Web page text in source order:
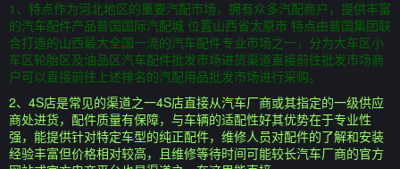
1、特点作为河北地区的重要汽配市场，拥有众多汽配商户，提供丰富
的汽车配件产品普国国际汽配城 位置山西省太原市 特点由普国集团联
合打造的山西最大全国一流的汽车配件专业市场之一，分为大车区小
车区轮胎区及油品区汽车配件批发市场进货渠道直接前往批发市场商
户可以直接前往上述排名的汽配用品批发市场进行采购。
2、4S店是常见的渠道之一4S店直接从汽车厂商或其指定的一级供应
商处进货，配件质量有保障，与车辆的适配性好其优势在于专业性
强，能提供针对特定车型的纯正配件，维修人员对配件的了解和安装
经验丰富但价格相对较高，且维修等待时间可能较长汽车厂商的官方